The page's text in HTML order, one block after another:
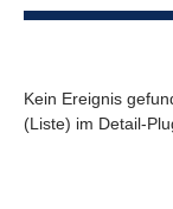
Kein Ereignis
(Liste) im Detail-